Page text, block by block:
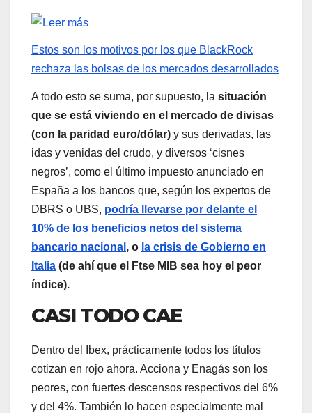
Estos son los motivos por los que BlackRock
rechaza las bolsas de los mercados desarrollados
A todo esto se suma, por supuesto, la situación
que se está viviendo en el mercado de divisas
(con la paridad euro/dólar) y sus derivadas, las
idas y venidas del crudo, y diversos ‘cisnes
negros’, como el último impuesto anunciado en
España a los bancos que, según los expertos de
DBRS o UBS, podría llevarse por delante el
10% de los beneficios netos del sistema
bancario nacional , o la crisis de Gobierno en
Italia (de ahí que el Ftse MIB sea hoy el peor
índice).
CASI TODO CAE
Dentro del Ibex, prácticamente todos los títulos
cotizan en rojo ahora. Acciona y Enagás son los
peores, con fuertes descensos respectivos del 6%
y del 4%. También lo hacen especialmente mal